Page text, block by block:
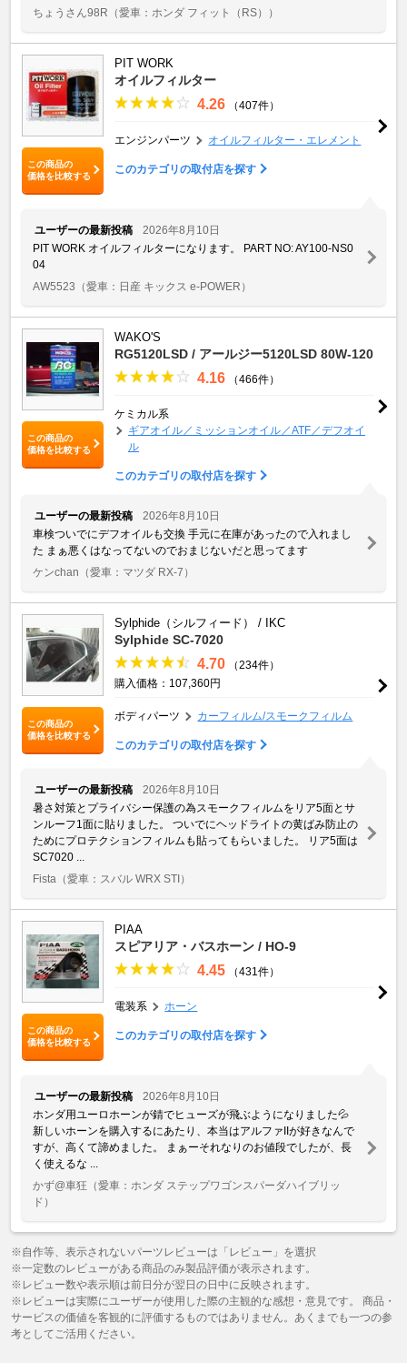
ちょうさん98R （愛車：ホンダ フィット（RS））
この商品の
価格を比較する
PIT WORK
オイルフィルター
4.26 （407件）
エンジンパーツ オイルフィルター・エレメント
このカテゴリの取付店を探す
ユーザーの最新投稿
2026年8月10日
PIT WORK オイルフィルターになります。 PART NO: AY100-NS0
04
AW5523 （愛車：日産 キックス e-POWER）
この商品の
価格を比較する
WAKO'S
RG5120LSD / アールジー5120LSD 80W-120
4.16 （466件）
ケミカル系
ギアオイル／ミッションオイル／ATF／デフオイ
ル
このカテゴリの取付店を探す
ユーザーの最新投稿
2026年8月10日
車検ついでにデフオイルも交換 手元に在庫があったので入れまし
た まぁ悪くはなってないのでおまじないだと思ってます
ケンchan （愛車：マツダ RX-7）
この商品の
価格を比較する
Sylphide（シルフィード） / IKC
Sylphide SC-7020
4.70
（234件）
購入価格：107,360円
ボディパーツ カーフィルム/スモークフィルム
このカテゴリの取付店を探す
ユーザーの最新投稿
2026年8月10日
暑さ対策とプライバシー保護の為スモークフィルムをリア5面とサ
ンルーフ1面に貼りました。 ついでにヘッドライトの黄ばみ防止の
ためにプロテクションフィルムも貼ってもらいました。 リア5面は
SC7020 ...
Fista （愛車：スバル WRX STI）
この商品の
価格を比較する
PIAA
スピアリア・バスホーン / HO-9
4.45 （431件）
電装系 ホーン
このカテゴリの取付店を探す
ユーザーの最新投稿
2026年8月10日
ホンダ用ユーロホーンが錆でヒューズが飛ぶようになりました💦
新しいホーンを購入するにあたり、本当はアルファIIが好きなんで
すが、高くて諦めました。 まぁーそれなりのお値段でしたが、長
く使えるな ...
かず@車狂 （愛車：ホンダ ステップワゴンスパーダハイブリッ
ド）
※自作等、表示されないパーツレビューは「レビュー」を選択
※一定数のレビューがある商品のみ製品評価が表示されます。
※レビュー数や表示順は前日分が翌日の日中に反映されます。
※レビューは実際にユーザーが使用した際の主観的な感想・意見です。 商品・
サービスの価値を客観的に評価するものではありません。あくまでも一つの参
考としてご活用ください。